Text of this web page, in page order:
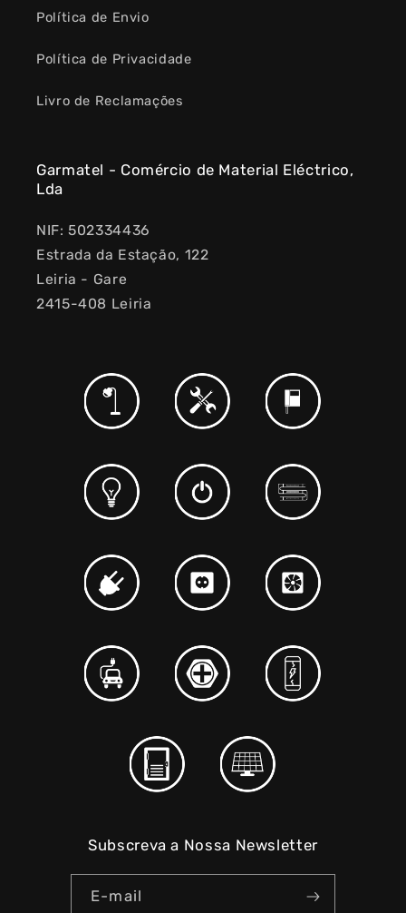
Política de Envio
Política de Privacidade
Livro de Reclamações
Garmatel - Comércio de Material Eléctrico,
Lda
NIF: 502334436
Estrada da Estação, 122
Leiria - Gare
2415-408 Leiria
Subscreva a Nossa Newsletter
E-mail